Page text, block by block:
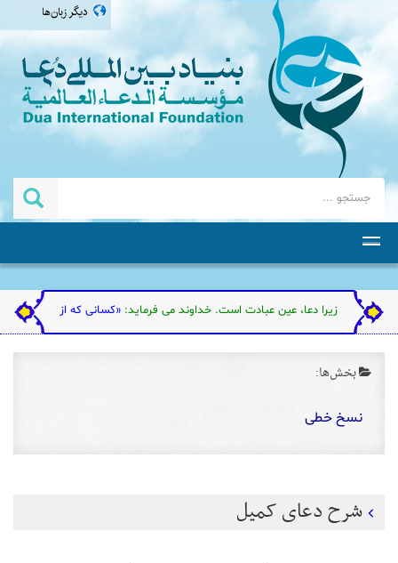
دیگر زبان‌ها
العربية
english
اردو
است. زیرا دعا، عین عبادت است. خداوند می فرماید:«کسانی که از عبادت من گردن
بخش‌ها:
نسخ خطی
شرح دعای کمیل